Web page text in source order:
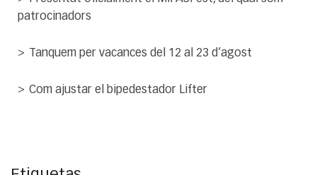
patrocinadors
Tanquem per vacances del 12 al 23 d’agost
Com ajustar el bipedestador Lifter